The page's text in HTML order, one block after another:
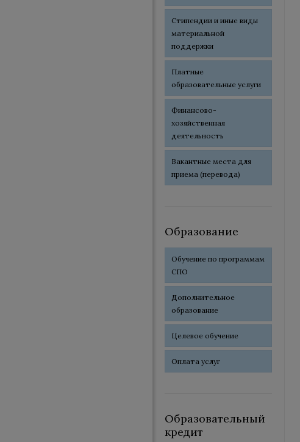
Стипендии и иные виды
материальной
поддержки
Платные
образовательные услуги
Финансово-
хозяйственная
деятельность
Вакантные места для
приема (перевода)
Образование
Обучение по программам
СПО
Дополнительное
образование
Целевое обучение
Оплата услуг
Образовательный
кредит